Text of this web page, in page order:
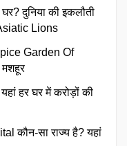
दुनिया की इकलौती
Lions
Garden Of
मशहूर
हर घर में करोड़ों की
कौन-सा राज्य है? यहां